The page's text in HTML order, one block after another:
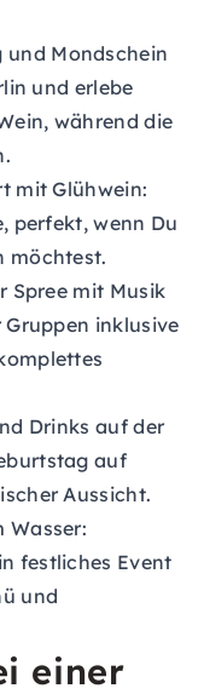
Mondschein
und erlebe
während die
mit Glühwein:
perfekt, wenn Du
möchtest.
Spree mit Musik
inklusive
Drinks auf der
auf
Aussicht.
Wasser:
festliches Event
und
einer